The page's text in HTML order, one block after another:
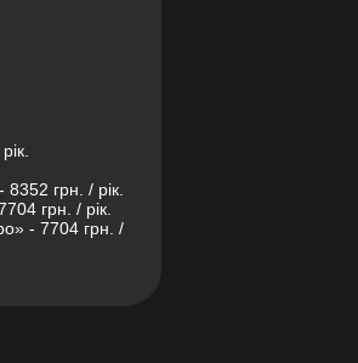
грн. / рік.
грн. / рік.
- 7704 грн. /